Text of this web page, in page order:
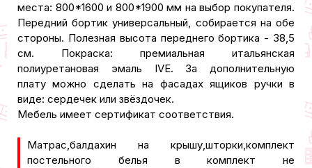
места: 800*1600 и 800*1900 мм на выбор покупателя.
Передний бортик универсальный, собирается на обе
стороны. Полезная высота переднего бортика - 38,5
см. Покраска: премиальная итальянская
полиуретановая эмаль IVE. За дополнительную
плату можно сделать на фасадах ящиков ручки в
виде: сердечек или звёздочек.
Мебель имеет сертификат соответствия.
Матрас,балдахин на крышу,шторки,комплект
постельного белья в комплект не